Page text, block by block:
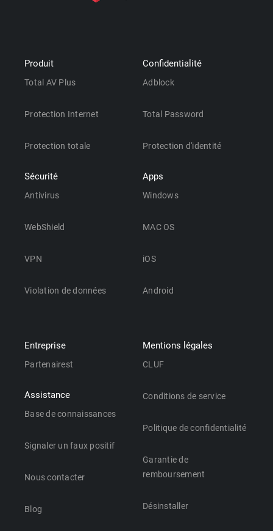
Produit
Total AV Plus
Protection Internet
Protection totale
Sécurité
Antivirus
WebShield
VPN
Violation de données
Confidentialité
Adblock
Total Password
Protection d'identité
Apps
Windows
MAC OS
iOS
Android
Entreprise
Partenairest
Assistance
Base de connaissances
Signaler un faux positif
Nous contacter
Blog
Mentions légales
CLUF
Conditions de service
Politique de confidentialité
Garantie de
remboursement
Désinstaller